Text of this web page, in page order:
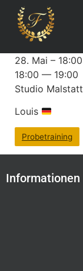
28. Mai – 18:00
18:00 — 19:00
Studio Malstatt
Louis
Probetraining
Informationen